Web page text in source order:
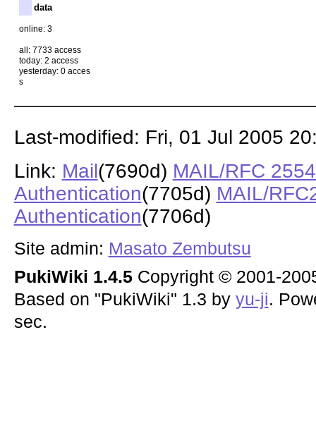
data
online: 3
all: 7733 access
today: 2 access
yesterday: 0 acces
s
Last-modified: Fri, 01 Jul 2005
Link: Mail(7690d) MAIL/RFC
Authentication(7705d) MAIL/
Authentication(7706d)
Site admin: Masato Zembutsu
PukiWiki 1.4.5Copyright © 2001-
Based on "PukiWiki" 1.3 by yu-ji.
sec.